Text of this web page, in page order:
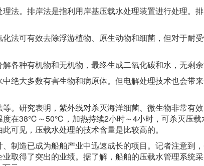
。排岸法是指利用岸基压载水处理装置进行处理。
可有效去除浮游植物、原生动物和细菌，但对于耐
种有机物和无机物，最终生成二氧化碳和水，无剩余
大多数有害生物和病原体。但电解处理技术也会带
研究表明，紫外线对杀灭海洋细菌、微生物非常有
度在38℃～50℃，加热持续2小时～4小时，可杀灭压载
可见，压载水处理的技术含量是比较高的。
造已成为船舶产业中迅速成长的项目。记者注意到
取得了突出的业绩。据了解，船舶的压载水管理系统